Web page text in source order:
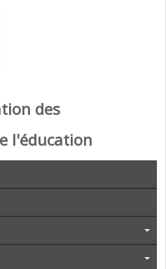
des
l'éducation